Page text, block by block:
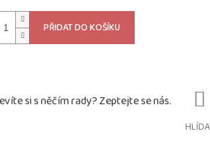
PŘIDAT DO KOŠÍKU